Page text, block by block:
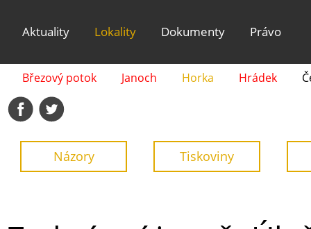
Aktuality Lokality
Březový potok Janoch Horka Hrádek
Dokumenty Právo
Názory Tiskoviny